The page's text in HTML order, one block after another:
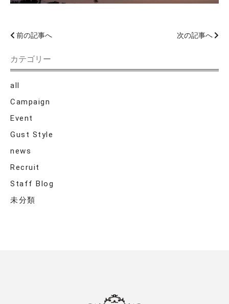
前の記事へ 次の記事へ
カテゴリー
all
Campaign
Event
Gust Style
news
Recruit
Staff Blog
未分類